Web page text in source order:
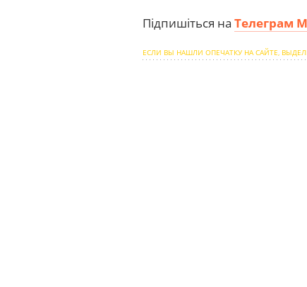
Підпишіться на Телеграм
ЕСЛИ ВЫ НАШЛИ ОПЕЧАТКУ НА САЙТЕ,